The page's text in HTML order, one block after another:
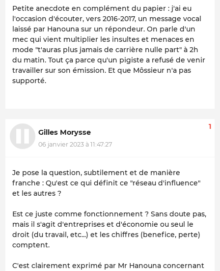
Petite anecdote en complément du papier : j'ai eu
l'occasion d'écouter, vers 2016-2017, un message vocal
laissé par Hanouna sur un répondeur. On parle d'un
mec qui vient multiplier les insultes et menaces en
mode "t'auras plus jamais de carrière nulle part" à 2h
du matin. Tout ça parce qu'un pigiste a refusé de venir
travailler sur son émission. Et que Môssieur n'a pas
supporté.
Gilles Morysse
06 janvier 2023 à 11:47:27
1
Je pose la question, subtilement et de manière
franche : Qu'est ce qui définit ce "réseau d'influence"
et les autres ?
Est ce juste comme fonctionnement ? Sans doute pas,
mais il s'agit d'entreprises et d'économie ou seul le
droit (du travail, etc...) et les chiffres (benefice, perte)
comptent.
C'est clairement exprimé par Mr Hanouna concernant